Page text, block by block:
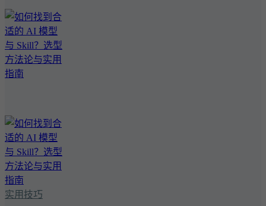
实用技巧